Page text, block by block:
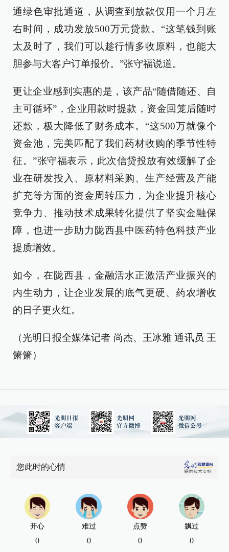
通绿色审批通道，从调查到放款仅用一个月左
右时间，成功发放500万元贷款。“这笔钱到账
太及时了，我们可以趁行情多收原料，也能大
胆参与大客户订单报价。”张守福说道。
更让企业感到实惠的是，该产品“随借随还、自
主可循环”，企业用款时提款，资金回笼后随时
还款，极大降低了财务成本。“这500万就像个
资金池，完美匹配了我们药材收购的季节性特
征。”张守福表示，此次信贷投放有效缓解了企
业在研发投入、原材料采购、生产经营及产能
扩充等方面的资金周转压力，为企业提升核心
竞争力、推动技术成果转化提供了坚实金融保
障，也进一步助力陇西县中医药特色科技产业
提质增效。
如今，在陇西县，金融活水正激活产业振兴的
内生动力，让企业发展的底气更硬、药农增收
的日子更火红。
（光明日报全媒体记者 尚杰、王冰雅 通讯员 王
箫箫）
您此时的心情
开心
0
难过
0
点赞
0
飘过
0